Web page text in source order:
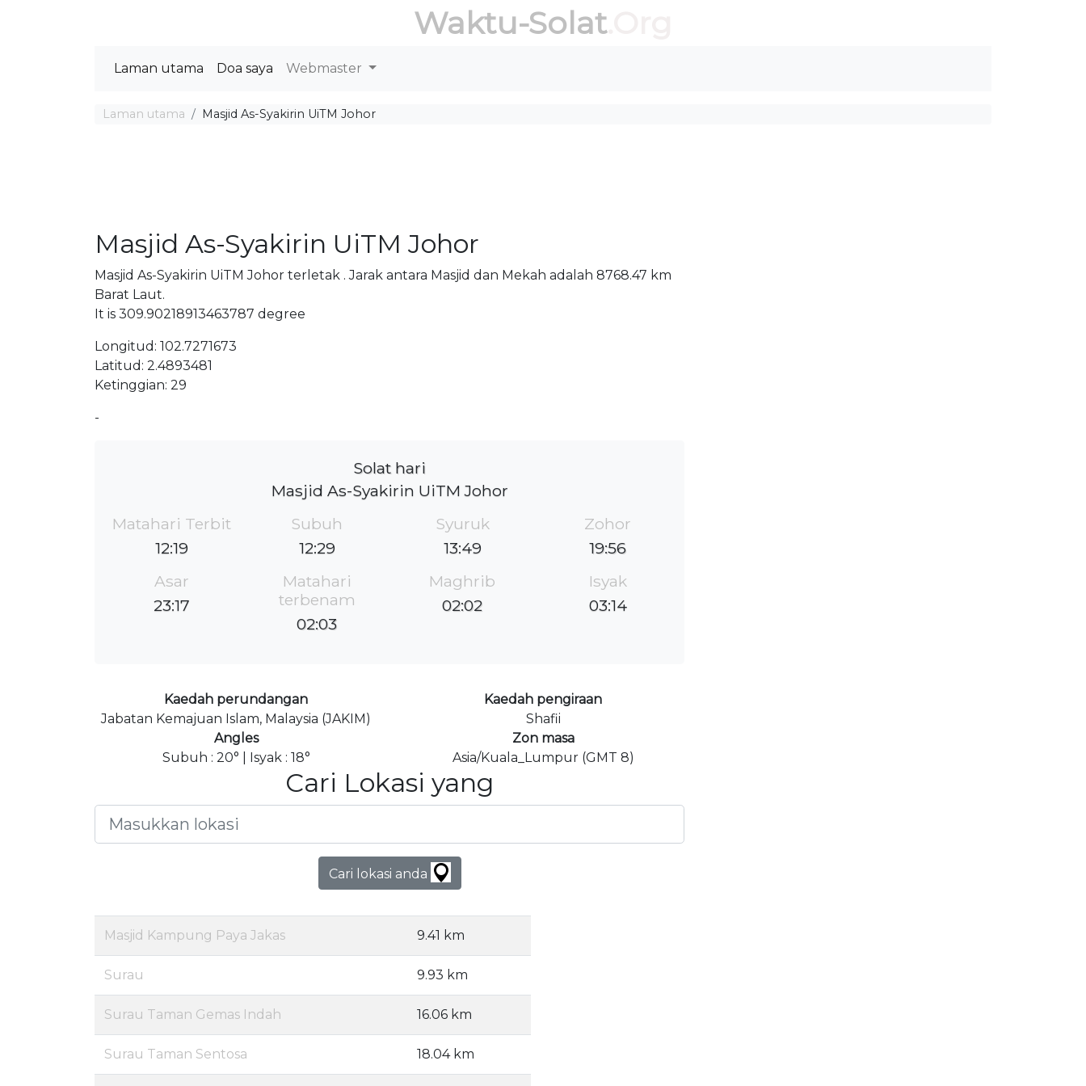
Waktu-Solat.Org
Laman utama Doa saya Webmaster
Laman utama Masjid As-Syakirin UiTM Johor
Masjid As-Syakirin UiTM Johor
Masjid As-Syakirin UiTM Johor terletak . Jarak antara Masjid dan Mekah adalah 8768.47 km
Barat Laut.
It is 309.90218913463787 degree
Longitud: 102.7271673
Latitud: 2.4893481
Ketinggian: 29
-
Solat hari
Masjid As-Syakirin UiTM Johor
Matahari Terbit
12:19
Subuh
12:29
Syuruk
13:49
Zohor
19:56
Asar
23:17
Matahari
terbenam
02:03
Maghrib
02:02
Isyak
03:14
Kaedah perundangan
Jabatan Kemajuan Islam, Malaysia (JAKIM)
Kaedah pengiraan
Shafii
Angles
Subuh : 20° | Isyak : 18°
Zon masa
Asia/Kuala_Lumpur (GMT 8)
Cari Lokasi yang
Cari lokasi anda
Masjid Kampung Paya Jakas 9.41 km
Surau 9.93 km
Surau Taman Gemas Indah 16.06 km
Surau Taman Sentosa 18.04 km